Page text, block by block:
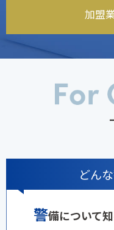
加盟
どん
警備について